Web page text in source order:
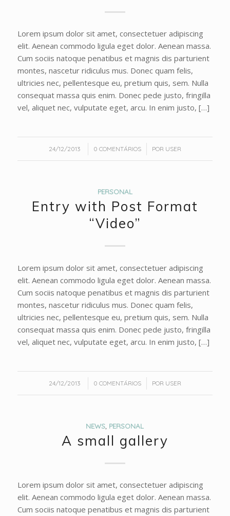
Lorem ipsum dolor sit amet, consectetuer adipiscing
elit. Aenean commodo ligula eget dolor. Aenean massa.
Cum sociis natoque penatibus et magnis dis parturient
montes, nascetur ridiculus mus. Donec quam felis,
ultricies nec, pellentesque eu, pretium quis, sem. Nulla
consequat massa quis enim. Donec pede justo, fringilla
vel, aliquet nec, vulputate eget, arcu. In enim justo, […]
24/12/2013
/ 0 COMENTÁRIOS
/ POR USER
PERSONAL
Entry with Post Format
“Video”
Lorem ipsum dolor sit amet, consectetuer adipiscing
elit. Aenean commodo ligula eget dolor. Aenean massa.
Cum sociis natoque penatibus et magnis dis parturient
montes, nascetur ridiculus mus. Donec quam felis,
ultricies nec, pellentesque eu, pretium quis, sem. Nulla
consequat massa quis enim. Donec pede justo, fringilla
vel, aliquet nec, vulputate eget, arcu. In enim justo, […]
24/12/2013
/ 0 COMENTÁRIOS
/ POR USER
NEWS, PERSONAL
A small gallery
Lorem ipsum dolor sit amet, consectetuer adipiscing
elit. Aenean commodo ligula eget dolor. Aenean massa.
Cum sociis natoque penatibus et magnis dis parturient